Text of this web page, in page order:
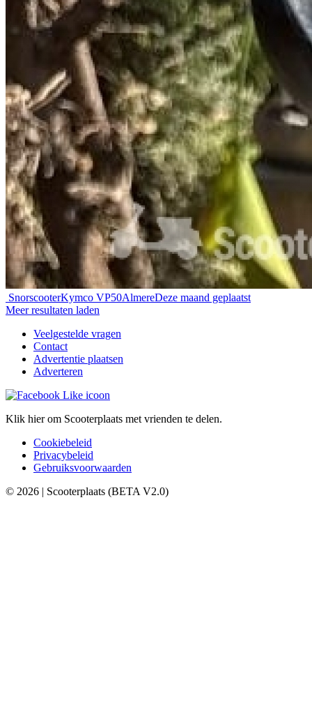
SnorscooterKymco VP50AlmereDeze maand geplaatst
Meer resultaten laden
Veelgestelde vragen
Contact
Advertentie plaatsen
Adverteren
Klik hier om Scooterplaats met vrienden te delen.
Cookiebeleid
Privacybeleid
Gebruiksvoorwaarden
© 2026 | Scooterplaats (BETA V2.0)